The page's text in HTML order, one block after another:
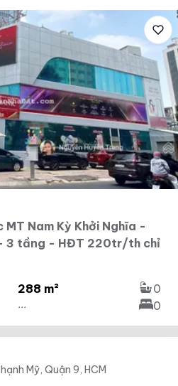
MT Nam Kỳ Khởi Nghĩa -
3 tầng - HĐT 220tr/th chỉ
288 m²
...
0
0
Mỹ, Quận 9, HCM